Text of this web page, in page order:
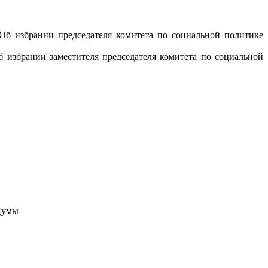
председателя комитета по социальной политике
заместителя председателя комитета по социальной